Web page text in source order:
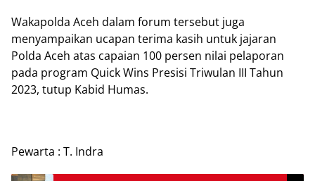
Wakapolda Aceh dalam forum tersebut juga
menyampaikan ucapan terima kasih untuk jajaran
Polda Aceh atas capaian 100 persen nilai pelaporan
pada program Quick Wins Presisi Triwulan III Tahun
2023, tutup Kabid Humas.
Pewarta : T. Indra